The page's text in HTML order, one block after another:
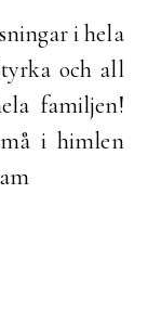
i hela
och all
familjen!
i himlen